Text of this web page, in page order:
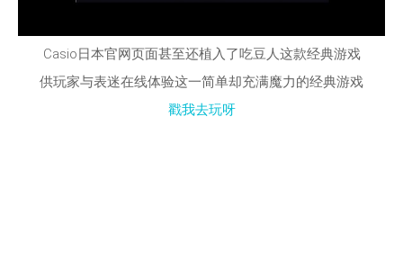
Casio日本官网页面甚至还植入了吃豆人这款经典游戏
供玩家与表迷在线体验这一简单却充满魔力的经典游戏
戳我去玩呀